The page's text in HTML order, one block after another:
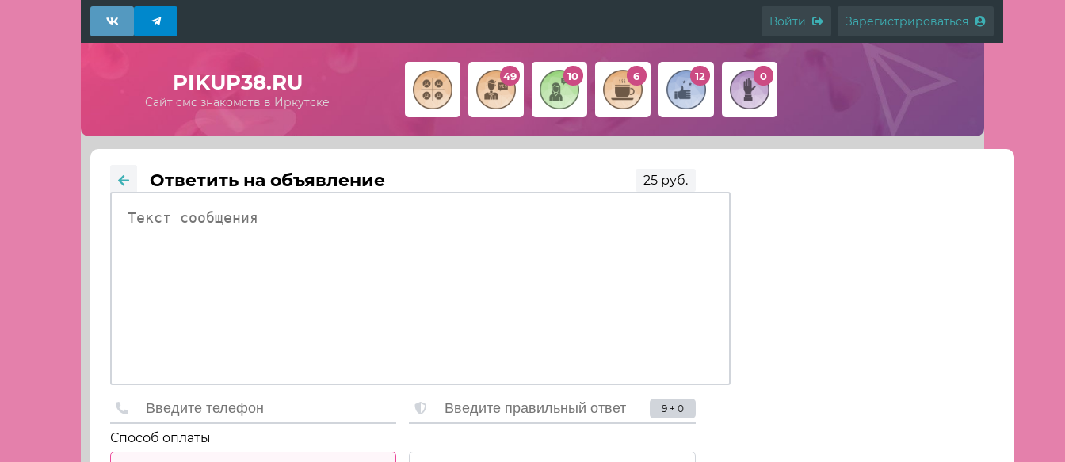
Войти Зарегистрироваться
PIKUP38.RU
Сайт смс знакомств в Иркутске
49 10 6 12 0
Ответить на объявление 25 руб.
9 + 0
Способ оплаты